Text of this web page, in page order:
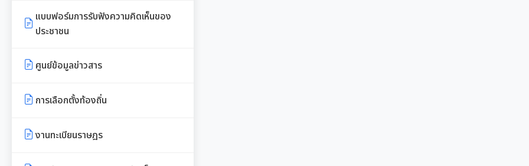
สังคม
ประชาสัมพันธ์อาเซียนปี ๒๕๖๒
เอกสารดาวน์โหลด: กองสวัสดิการ
และสิ่งแวดล้อม
แบบบัญชีรายการที่ดินและสิ่งปลูก
ภ.ด.ส.4
บัญชีราคาประเมินทุนทรัพย์ที่ดินสิ่ง
บัญชีราคาประเมินทุนทรัพย์ (ห้อง
แบบฟอร์มการรับฟังความคิดเห็นของ
ประชาชน
ศูนย์ข้อมูลข่าวสาร
การเลือกตั้งท้องถิ่น
งานทะเบียนราษฎร